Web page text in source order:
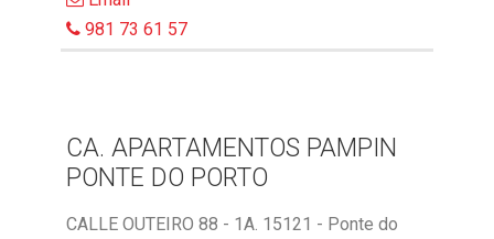
981 73 61 57
CA. APARTAMENTOS PAMPIN
PONTE DO PORTO
CALLE OUTEIRO 88 - 1A. 15121 - Ponte do